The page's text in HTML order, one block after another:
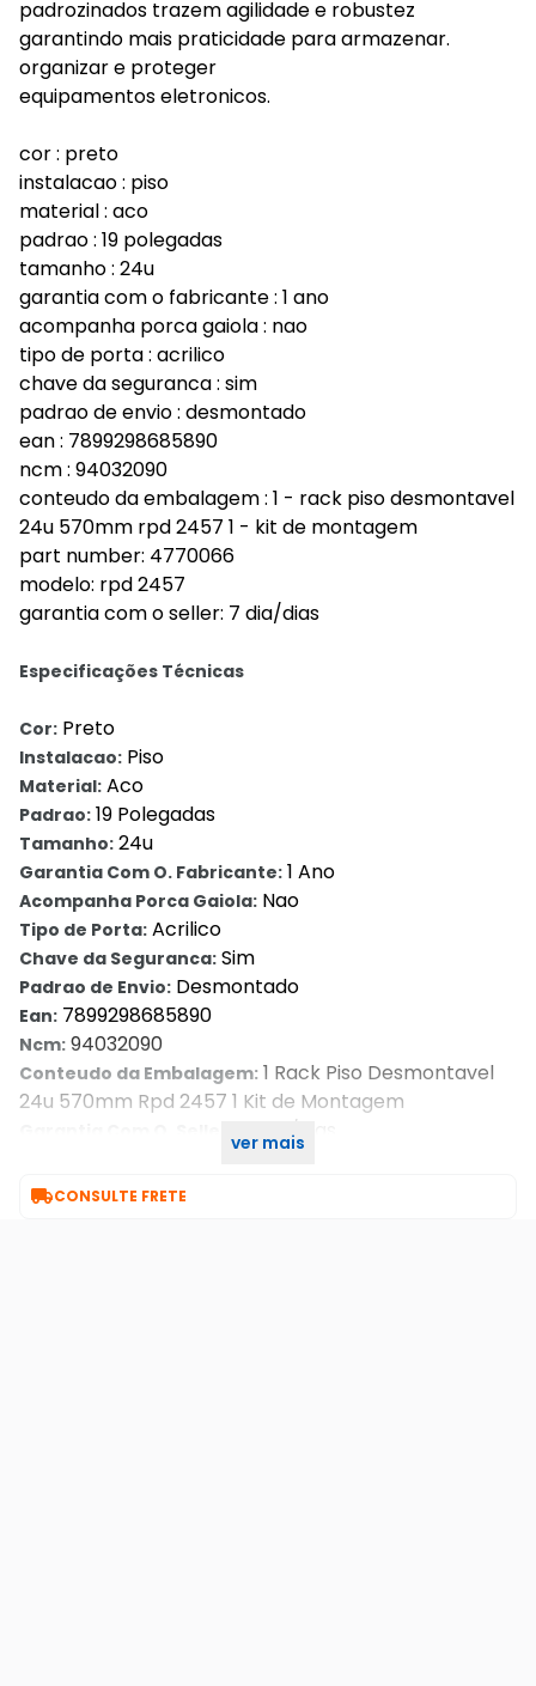
padrozinados trazem agilidade e robustez
garantindo mais praticidade para armazenar.
organizar e proteger
equipamentos eletronicos.
cor : preto
instalacao : piso
material : aco
padrao : 19 polegadas
tamanho : 24u
garantia com o fabricante : 1 ano
acompanha porca gaiola : nao
tipo de porta : acrilico
chave da seguranca : sim
padrao de envio : desmontado
ean : 7899298685890
ncm : 94032090
conteudo da embalagem : 1 - rack piso desmontavel
24u 570mm rpd 2457 1 - kit de montagem
part number: 4770066
modelo: rpd 2457
garantia com o seller: 7 dia/dias
Especificações Técnicas
Cor: Preto
Instalacao: Piso
Material: Aco
Padrao: 19 Polegadas
Tamanho: 24u
Garantia Com O. Fabricante: 1 Ano
Acompanha Porca Gaiola: Nao
Tipo de Porta: Acrilico
Chave da Seguranca: Sim
Padrao de Envio: Desmontado
Ean: 7899298685890
Ncm: 94032090
Conteudo da Embalagem: 1 Rack Piso Desmontavel
24u 570mm Rpd 2457 1 Kit de Montagem
7 Dia/dias
ver mais
CONSULTE FRETE